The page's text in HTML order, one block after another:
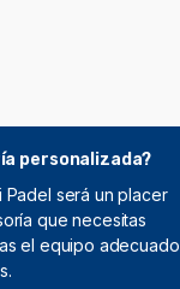
personalizada?
será un placer
que necesitas
el equipo adecuado